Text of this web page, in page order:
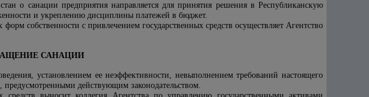
о санации предприятия направляется для принятия решения в Республиканскую
и укреплению дисциплины платежей в бюджет.
собственности с привлечением государственных средств осуществляет Агентство
САНАЦИИ
установлением ее неэффективности, невыполнением требований настоящего
действующим законодательством.